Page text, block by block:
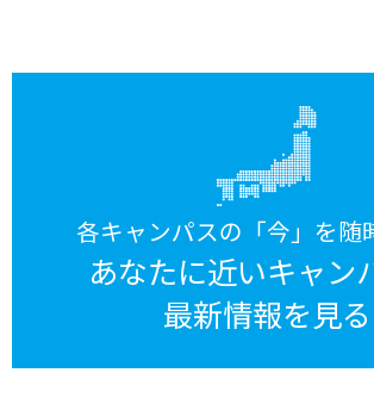
各キャンパスの「今」を随
あなたに近いキャン
最新情報を見る